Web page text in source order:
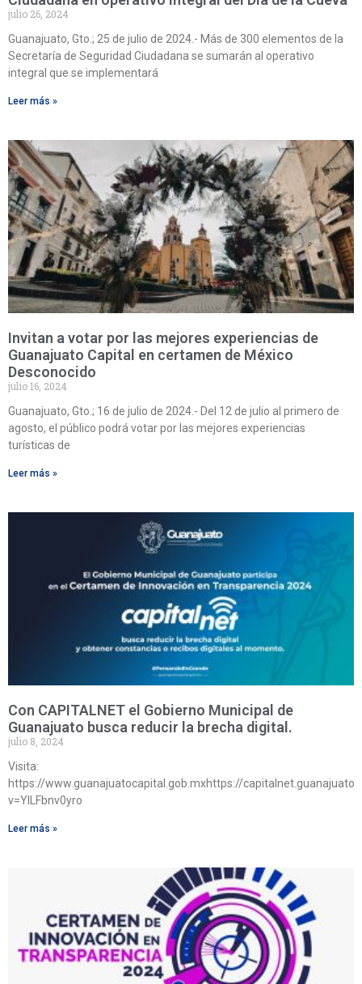
julio 26, 2024
Guanajuato, Gto.; 25 de julio de 2024.- Más de 300 elementos de la
Secretaría de Seguridad Ciudadana se sumarán al operativo
integral que se implementará
Leer más »
Invitan a votar por las mejores experiencias de
Guanajuato Capital en certamen de México
Desconocido
julio 16, 2024
Guanajuato, Gto.; 16 de julio de 2024.- Del 12 de julio al primero de
agosto, el público podrá votar por las mejores experiencias
turísticas de
Leer más »
Con CAPITALNET el Gobierno Municipal de
Guanajuato busca reducir la brecha digital.
julio 8, 2024
Visita:
https://www.guanajuatocapital.gob.mxhttps://
v=YILFbnv0yro
Leer más »